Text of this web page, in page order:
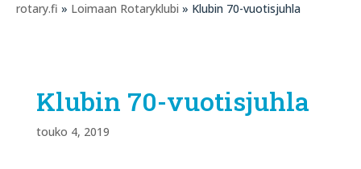
rotary.fi » Loimaan Rotaryklubi » Klubin 70-vuotisjuhla
Klubin 70-vuotisjuhla
touko 4, 2019